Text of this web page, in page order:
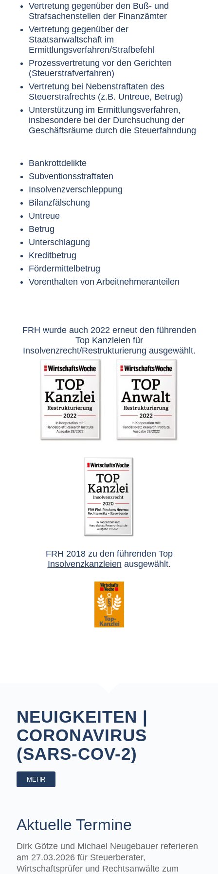
Vertretung gegenüber den Buß- und
Strafsachenstellen der Finanzämter
Vertretung gegenüber der
Staatsanwaltschaft im
Ermittlungsverfahren/Strafbefehl
Prozessvertretung vor den Gerichten
(Steuerstrafverfahren)
Vertretung bei Nebenstraftaten des
Steuerstrafrechts (z.B. Untreue, Betrug)
Unterstützung im Ermittlungsverfahren,
insbesondere bei der Durchsuchung der
Geschäftsräume durch die Steuerfahndung
Bankrottdelikte
Subventionsstraftaten
Insolvenzverschleppung
Bilanzfälschung
Untreue
Betrug
Unterschlagung
Kreditbetrug
Fördermittelbetrug
Vorenthalten von Arbeitnehmeranteilen
FRH wurde auch 2022 erneut den führenden
Top Kanzleien für
Insolvenzrecht/Restrukturierung ausgewählt.
FRH 2018 zu den führenden Top
Insolvenzkanzleien ausgewählt.
NEUIGKEITEN |
CORONAVIRUS
(SARS-COV-2)
MEHR
Aktuelle Termine
Dirk Götze und Michael Neugebauer referieren
am 27.03.2026 für Steuerberater,
Wirtschaftsprüfer und Rechtsanwälte zum